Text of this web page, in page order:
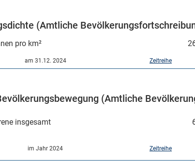
(Amtliche
pro km²
am 31.12. 2024 Zeitreihe
(Amtliche
insgesamt
im Jahr 2024 Zeitreihe